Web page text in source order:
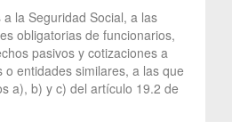
la Seguridad Social, a las
obligatorias de funcionarios,
pasivos y cotizaciones a
entidades similares, a las que
a), b) y c) del artículo 19.2 de